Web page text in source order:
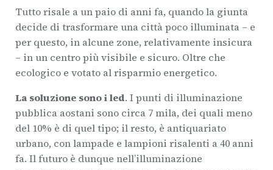
Tutto risale a un paio di anni fa, quando la giunta
decide di trasformare una città poco illuminata – e
per questo, in alcune zone, relativamente insicura
– in un centro più visibile e sicuro. Oltre che
ecologico e votato al risparmio energetico.
La soluzione sono i led. I punti di illuminazione
pubblica aostani sono circa 7 mila, dei quali meno
del 10% è di quel tipo; il resto, è antiquariato
urbano, con lampade e lampioni risalenti a 40 anni
fa. Il futuro è dunque nell’illuminazione